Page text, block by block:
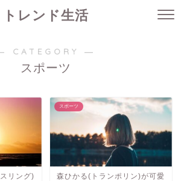
トレンド生活
CATEGORY ―
スポーツ
リング)
スポーツ
森ひかる(トランポリン)が可愛